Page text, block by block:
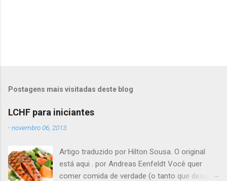
Postagens mais visitadas deste blog
LCHF para iniciantes
-novembro 06, 2013
Artigo traduzido por Hilton Sousa. O original
está aqui . por Andreas Eenfeldt Você quer
comer comida de verdade (o tanto que desejar)